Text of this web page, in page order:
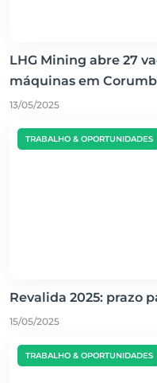
LHG Mining abre 27
máquinas em
13/05/2025
TRABALHO & OPORTUNIDADES
Revalida 2025: prazo
15/05/2025
TRABALHO & OPORTUNIDADES